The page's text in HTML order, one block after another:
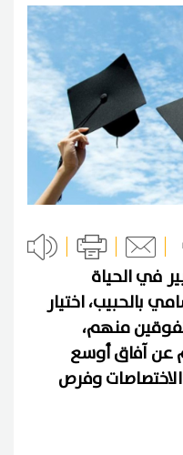
في الحياة
بالحبيب، اختيار
منهم،
عن آفاق أوسع
وفرص